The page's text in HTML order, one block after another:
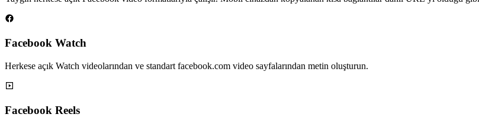
Facebook Watch
Herkese açık Watch videolarından ve standart facebook.com video sayfalarından metin oluşturun.
Facebook Reels